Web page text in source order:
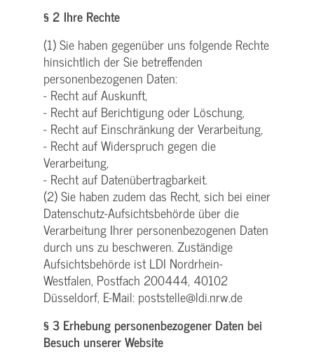
§ 2 Ihre Rechte
(1) Sie haben gegenüber uns folgende Rechte
hinsichtlich der Sie betreffenden
personenbezogenen Daten:
- Recht auf Auskunft,
- Recht auf Berichtigung oder Löschung,
- Recht auf Einschränkung der Verarbeitung,
- Recht auf Widerspruch gegen die
Verarbeitung,
- Recht auf Datenübertragbarkeit.
(2) Sie haben zudem das Recht, sich bei einer
Datenschutz-Aufsichtsbehörde über die
Verarbeitung Ihrer personenbezogenen Daten
durch uns zu beschweren. Zuständige
Aufsichtsbehörde ist LDI Nordrhein-
Westfalen, Postfach 200444, 40102
Düsseldorf, E-Mail: poststelle@ldi.nrw.de
§ 3 Erhebung personenbezogener Daten bei
Besuch unserer Website